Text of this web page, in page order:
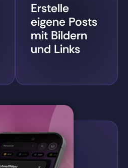
Erstelle
eigene Posts
mit Bildern
und Links